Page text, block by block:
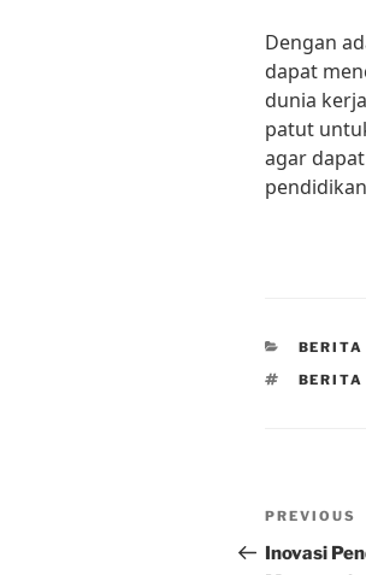
Dengan
dapat
dunia
patut
agar
BERITA
TAGS
BERITA
Post
Previous
Post
PREVIOUS
Inovasi